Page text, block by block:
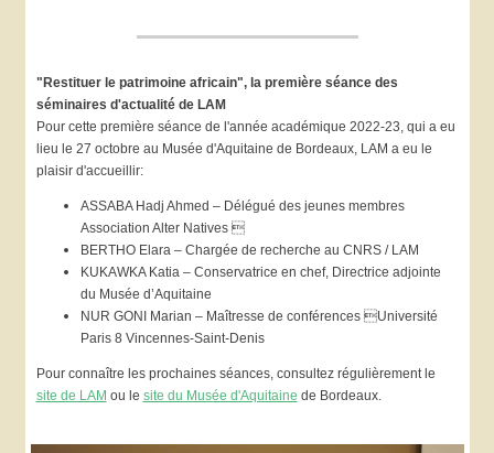
"Restituer le patrimoine africain", la première séance des
séminaires d'actualité de LAM
Pour cette première séance de l'année académique 2022-23, qui a eu
lieu le 27 octobre au Musée d'Aquitaine de Bordeaux, LAM a eu le
plaisir d'accueillir:
ASSABA Hadj Ahmed – Délégué des jeunes membres
Association Alter Natives 
BERTHO Elara – Chargée de recherche au CNRS / LAM
KUKAWKA Katia – Conservatrice en chef, Directrice adjointe
du Musée d’Aquitaine
NUR GONI Marian – Maîtresse de conférences Université
Paris 8 Vincennes-Saint-Denis
Pour connaître les prochaines séances, consultez régulièrement le
site de LAM ou le site du Musée d'Aquitaine de Bordeaux.